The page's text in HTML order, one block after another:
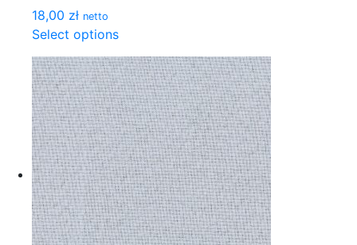
18,00 zł netto
Select options